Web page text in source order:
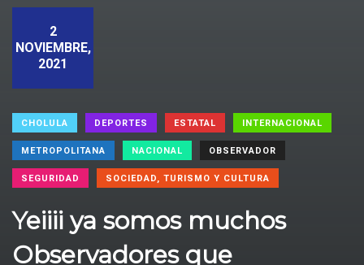
2
NOVIEMBRE,
2021
CHOLULA DEPORTES ESTATAL INTERNACIONAL
METROPOLITANA NACIONAL OBSERVADOR
SEGURIDAD SOCIEDAD, TURISMO Y CULTURA
Yeiiii ya somos muchos
Observadores que